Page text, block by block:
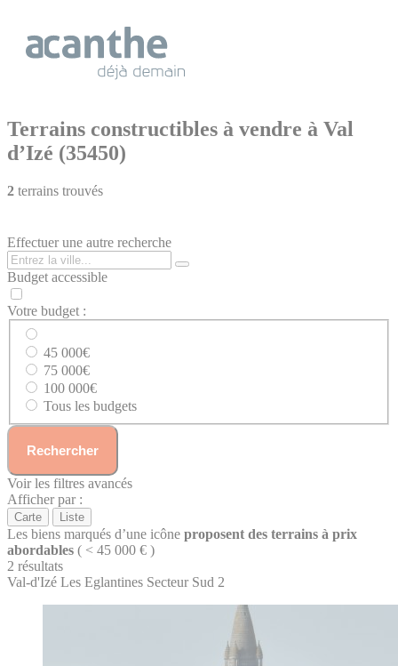
Terrains constructibles à vendre à Val
d’Izé (35450)
2 terrains trouvés
Effectuer une autre recherche
Budget accessible
Votre budget :
45 000€
75 000€
100 000€
Tous les budgets
Rechercher
Voir les filtres avancés
Afficher par :
Carte Liste
Les biens marqués d’une icône proposent des terrains à prix
abordables ( < 45 000 € )
2 résultats
Val-d'Izé Les Eglantines Secteur Sud 2